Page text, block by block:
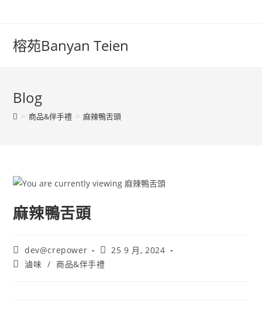
榕苑Banyan Teien
Blog
> 商品&伴手禮 > 麻辣鴨舌頭
麻辣鴨舌頭
dev@crepower
25 9 月, 2024
滷味 / 商品&伴手禮